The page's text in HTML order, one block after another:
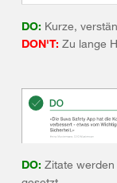
DO: Kurze,
DON'T: Zu lange
DO: Zitate